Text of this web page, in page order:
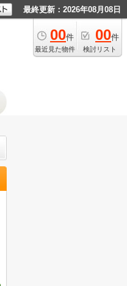
最終更新：2026年08月08日
00件
最近見た物件
00件
検討リスト